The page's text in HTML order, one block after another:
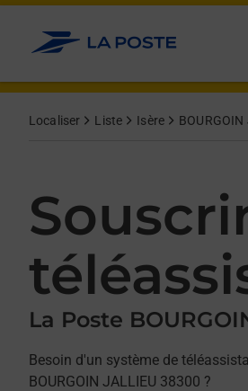
Allez au contenu
Localiser Liste Isère BOURGOIN
La Poste
Besoin d'un système de
BOURGOIN JALLIEU 38300 ?
Afficher ou masquer la réponse
Afficher ou masquer la réponse
Afficher ou masquer la réponse